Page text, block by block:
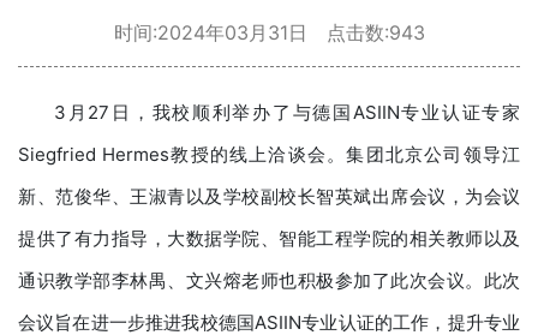
时间:2024年03月31日 点击数:943
3月27日，我校顺利举办了与德国ASIIN专业认证专家
Siegfried Hermes教授的线上洽谈会。集团北京公司领导江
新、范俊华、王淑青以及学校副校长智英斌出席会议，为会议
提供了有力指导，大数据学院、智能工程学院的相关教师以及
通识教学部李林禺、文兴熔老师也积极参加了此次会议。此次
会议旨在进一步推进我校德国ASIIN专业认证的工作，提升专业